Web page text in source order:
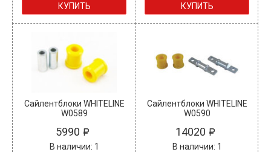
КУПИТЬ КУПИТЬ
Сайлентблоки WHITELINE
W0589
5990
В наличии: 1
Сайлентблоки WHITELINE
W0590
14020
В наличии: 1